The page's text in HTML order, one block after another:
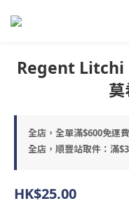
Regent Litchi
全店，全單滿$600免運費
全店，順豐站取件：滿
HK$25.00